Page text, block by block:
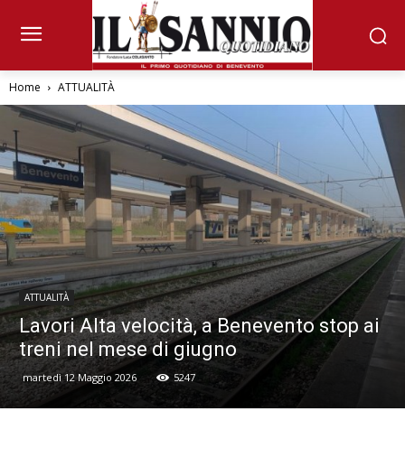
Home ATTUALITÀ
ATTUALITÀ
Lavori Alta velocità, a Benevento stop ai
treni nel mese di giugno
martedì 12 Maggio 2026 5247